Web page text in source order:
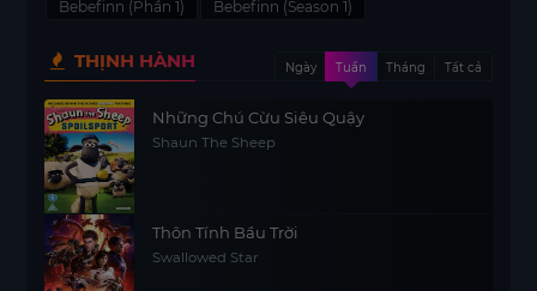
Bebefinn (Phần 1) Bebefinn (Season 1)
THỊNH HÀNH Ngày Tuần Tháng Tất cả
Những Chú Cừu Siêu Quậy
Shaun The Sheep
Thôn Tính Bầu Trời
Swallowed Star